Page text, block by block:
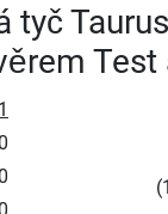
tyč
1
0
0
0